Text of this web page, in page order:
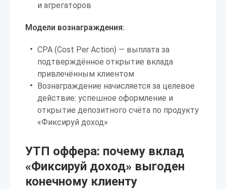
и агрегаторов
Модели вознаграждения:
CPA (Cost Per Action) — выплата за
подтверждённое открытие вклада
привлечённым клиентом
Вознаграждение начисляется за целевое
действие: успешное оформление и
открытие депозитного счёта по продукту
«Фиксируй доход»
УТП оффера: почему вклад
«Фиксируй доход» выгоден
конечному клиенту